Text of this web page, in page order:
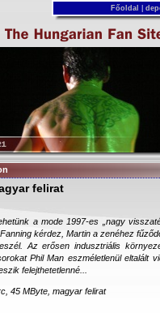
Főoldal
felirat
a mode 1997-es „nagy
kérdez, Martin a zenéhez
Az erősen indusztriális
Phil Man eszméletlenül eltalált
felejthetetlenné...
45 MByte, magyar felirat